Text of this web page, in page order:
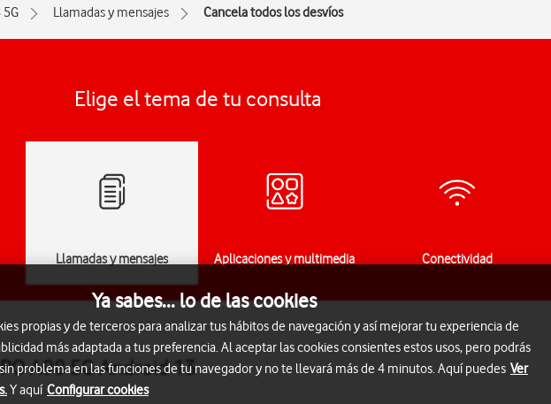
5G Llamadas y mensajes Cancela todos los desvíos
Elige el tema de tu consulta
Llamadas y mensajes Aplicaciones y multimedia Conectividad
A98 5G Android 13
Ya sabes... lo de las cookies
propias y de terceros para analizar tus hábitos de navegación y así mejorar tu experiencia de
más adaptada a tus preferencia. Al aceptar las cookies consientes estos usos, pero podrás
problema en las funciones de tu navegador y no te llevará más de 4 minutos. Aquí puedes Ver
Y aquí Configurar cookies